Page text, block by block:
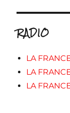
RADIO
LA
LA
LA